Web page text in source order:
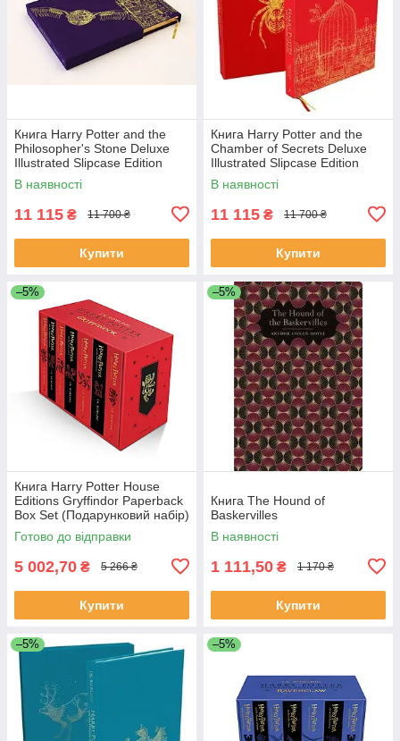
Книга Harry Potter and the
Philosopher's Stone Deluxe
Illustrated Slipcase Edition
художня література
В наявності
11 115 ₴ 11 700 ₴
Купити
Книга Harry Potter and the
Chamber of Secrets Deluxe
Illustrated Slipcase Edition
художня література
В наявності
11 115 ₴ 11 700 ₴
Купити
–5%
Книга Harry Potter House
Editions Gryffindor Paperback
Box Set (Подарунковий набір)
Готово до відправки
5 002,70 ₴ 5 266 ₴
Купити
–5%
Книга The Hound of
Baskervilles
В наявності
1 111,50 ₴ 1 170 ₴
Купити
–5% –5%